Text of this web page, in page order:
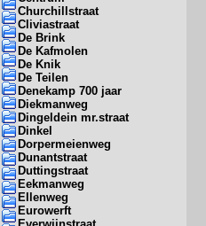
Churchillstraat
Cliviastraat
De Brink
De Kafmolen
De Knik
De Teilen
Denekamp 700 jaar
Diekmanweg
Dingeldein mr.straat
Dinkel
Dorpermeienweg
Dunantstraat
Duttingstraat
Eekmanweg
Ellenweg
Eurowerft